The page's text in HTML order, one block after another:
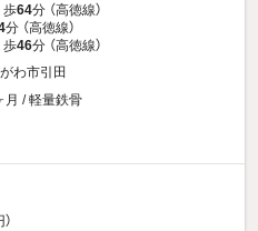
歩64分 （高徳線）
分 （高徳線）
歩46分 （高徳線）
わ市引田
月 / 軽量鉄骨